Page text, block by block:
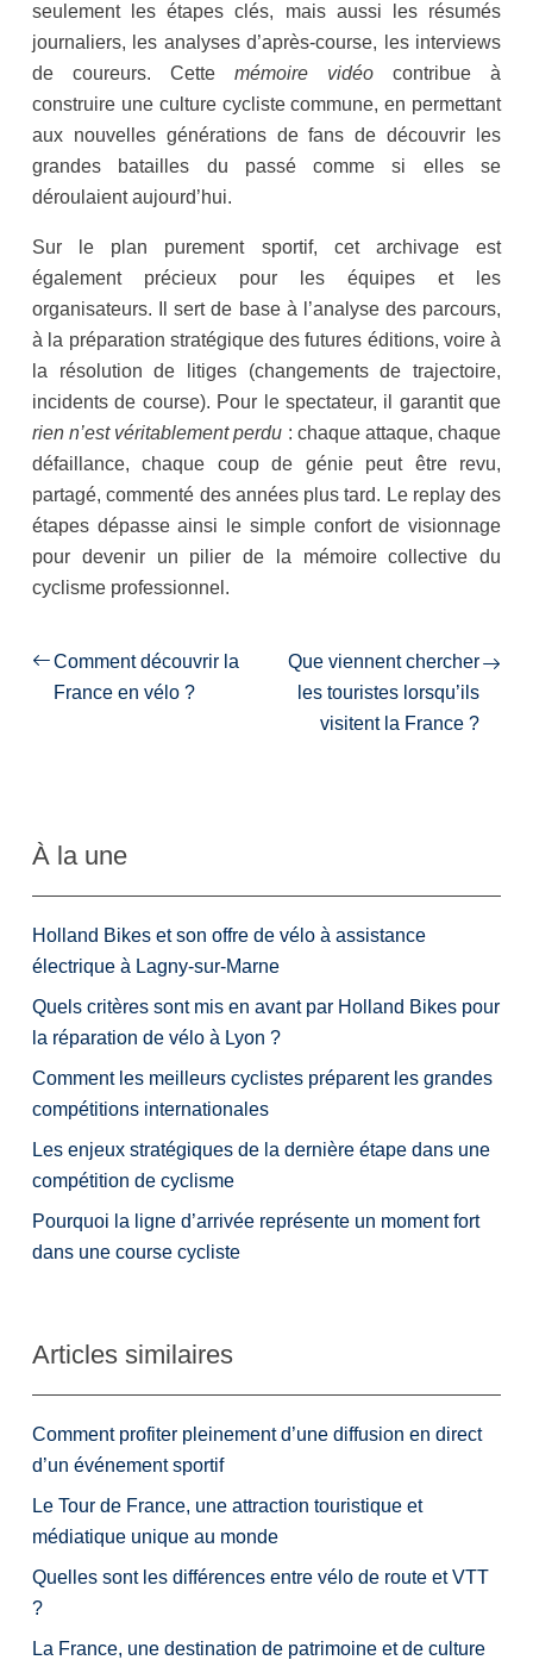
seulement les étapes clés, mais aussi les résumés
journaliers, les analyses d’après-course, les interviews
de coureurs. Cette mémoire vidéo contribue à
construire une culture cycliste commune, en permettant
aux nouvelles générations de fans de découvrir les
grandes batailles du passé comme si elles se
déroulaient aujourd’hui.
Sur le plan purement sportif, cet archivage est
également précieux pour les équipes et les
organisateurs. Il sert de base à l’analyse des parcours,
à la préparation stratégique des futures éditions, voire à
la résolution de litiges (changements de trajectoire,
incidents de course). Pour le spectateur, il garantit que
rien n’est véritablement perdu : chaque attaque, chaque
défaillance, chaque coup de génie peut être revu,
partagé, commenté des années plus tard. Le replay des
étapes dépasse ainsi le simple confort de visionnage
pour devenir un pilier de la mémoire collective du
cyclisme professionnel.
Comment découvrir la
France en vélo ?
Que viennent chercher
les touristes lorsqu’ils
visitent la France ?
À la une
Holland Bikes et son offre de vélo à assistance
électrique à Lagny-sur-Marne
Quels critères sont mis en avant par Holland Bikes pour
la réparation de vélo à Lyon ?
Comment les meilleurs cyclistes préparent les grandes
compétitions internationales
Les enjeux stratégiques de la dernière étape dans une
compétition de cyclisme
Pourquoi la ligne d’arrivée représente un moment fort
dans une course cycliste
Articles similaires
Comment profiter pleinement d’une diffusion en direct
d’un événement sportif
Le Tour de France, une attraction touristique et
médiatique unique au monde
Quelles sont les différences entre vélo de route et VTT
?
La France, une destination de patrimoine et de culture